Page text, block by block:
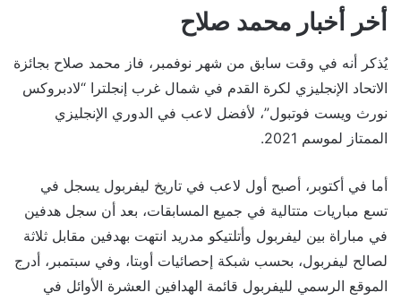
أخر أخبار محمد صلاح
يُذكر أنه في وقت سابق من شهر نوفمبر، فاز محمد صلاح بجائزة
الاتحاد الإنجليزي لكرة القدم في شمال غرب إنجلترا “لادبروكس
نورث ويست فوتبول”، لأفضل لاعب في الدوري الإنجليزي
الممتاز لموسم 2021.
أما في أكتوبر، أصبح أول لاعب في تاريخ ليفربول يسجل في
تسع مباريات متتالية في جميع المسابقات، بعد أن سجل هدفين
في مباراة بين ليفربول وأتلتيكو مدريد انتهت بهدفين مقابل ثلاثة
لصالح ليفربول، بحسب شبكة إحصائيات أوبتا، وفي سبتمبر، أدرج
الموقع الرسمي لليفربول قائمة الهدافين العشرة الأوائل في